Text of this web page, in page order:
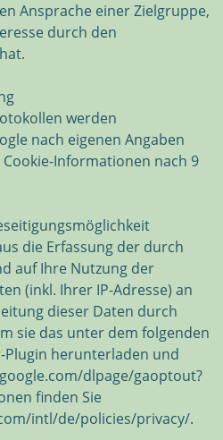
Ansprache einer Zielgruppe,
durch den
werden
nach eigenen Angaben
Informationen nach 9
die Erfassung der durch
auf Ihre Nutzung der
(inkl. Ihrer IP-Adresse) an
dieser Daten durch
sie das unter dem folgenden
Plugin herunterladen und
dlpage/gaoptout?
finden Sie
intl/de/policies/privacy/.